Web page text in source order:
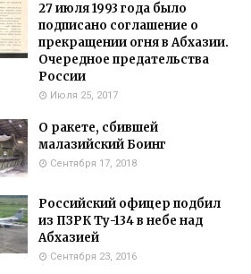
27 июля 1993 года было
подписано соглашение о
прекращении огня в Абхазии.
Очередное предательства
России
Июля 25, 2017
О ракете, сбившей
малазийский Боинг
Сентября 17, 2018
Российский офицер подбил
из ПЗРК Ту-134 в небе над
Абхазией
Сентября 23, 2016